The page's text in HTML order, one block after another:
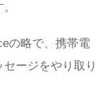
の略で、携帯電
ージをやり取り